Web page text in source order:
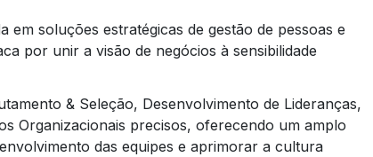
soluções estratégicas de gestão de pessoas e
por unir a visão de negócios à sensibilidade
& Seleção, Desenvolvimento de Lideranças,
Organizacionais precisos, oferecendo um amplo
das equipes e aprimorar a cultura